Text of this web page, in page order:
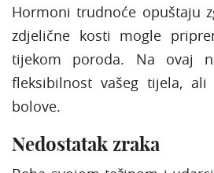
Hormoni trudnoće opuštaju
zdjelične kosti mogle
tijekom poroda. Na ovaj
fleksibilnost vašeg tijela, ali
bolove.
Nedostatak zraka